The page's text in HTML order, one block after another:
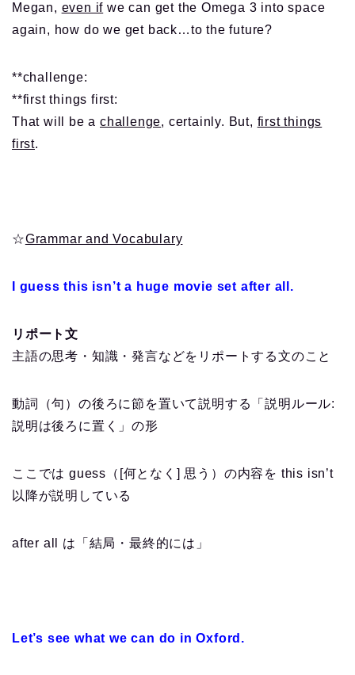
Megan, even if we can get the Omega 3 into space
again, how do we get back…to the future?
**challenge:
**first things first:
That will be achallenge, certainly. But, first things
first.
☆Grammar and Vocabulary
I guess this isn’t a huge movie set after all.
リポート文
主語の思考・知識・発言などをリポートする文のこと
動詞（句）の後ろに節を置いて説明する「説明ルール:
説明は後ろに置く」の形
ここでは guess（[何となく] 思う）の内容を this isn’t
以降が説明している
after all は「結局・最終的には」
Let’s see what we can do in Oxford.